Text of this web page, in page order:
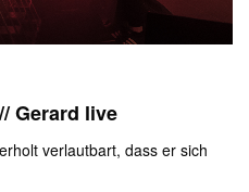
Gerard live
verlautbart, dass er sich